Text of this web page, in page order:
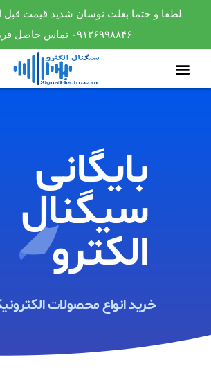
لطفا و حتما بعلت نوسان شدید قیمت قبل از
۰۹۱۲۶۹۹۸۸۴۶ تماس حاصل فرمایید
بایگانی
سیگنال
الکترو​
خرید انواع محصولات